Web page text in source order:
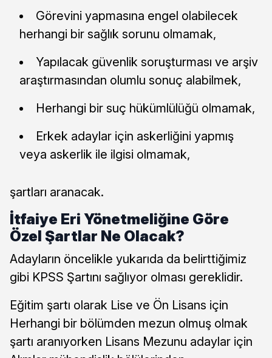
Görevini yapmasına engel olabilecek
herhangi bir sağlık sorunu olmamak,
Yapılacak güvenlik soruşturması ve arşiv
araştırmasından olumlu sonuç alabilmek,
Herhangi bir suç hükümlülüğü olmamak,
Erkek adaylar için askerliğini yapmış
veya askerlik ile ilgisi olmamak,
şartları aranacak.
İtfaiye Eri Yönetmeliğine Göre
Özel Şartlar Ne Olacak?
Adayların öncelikle yukarıda da belirttiğimiz
gibi KPSS Şartını sağlıyor olması gereklidir.
Eğitim şartı olarak Lise ve Ön Lisans için
Herhangi bir bölümden mezun olmuş olmak
şartı aranıyorken Lisans Mezunu adaylar için